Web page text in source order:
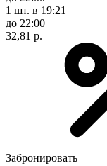
1 шт. в 19:21
до 22:00
32,81 р.
Забронировать